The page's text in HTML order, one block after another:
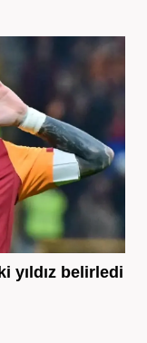
yıldız belirledi